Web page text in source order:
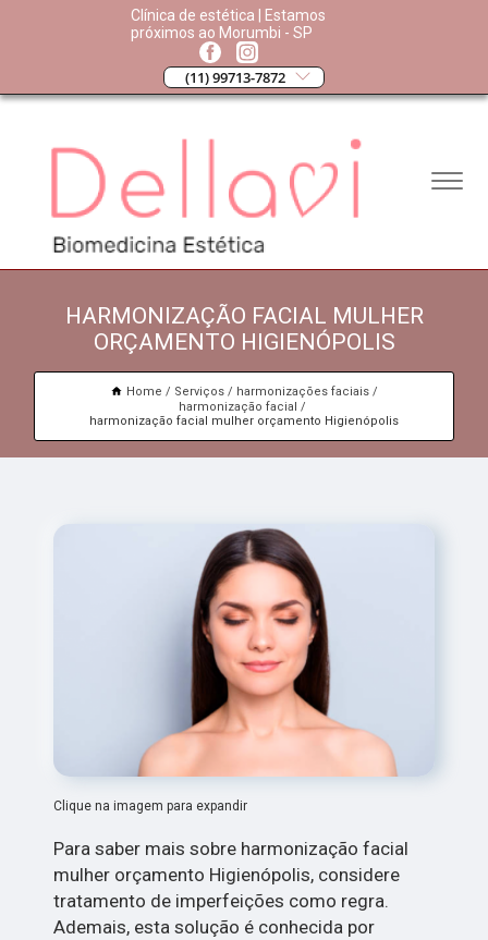
Clínica de estética | Estamos
próximos ao Morumbi - SP
(11) 99713-7872
HARMONIZAÇÃO FACIAL MULHER
ORÇAMENTO HIGIENÓPOLIS
Home Serviços
harmonizações faciais
harmonização facial
harmonização facial mulher orçamento Higienópolis
Clique na imagem para expandir
Para saber mais sobre harmonização facial
mulher orçamento Higienópolis, considere
tratamento de imperfeições como regra.
Ademais, esta solução é conhecida por